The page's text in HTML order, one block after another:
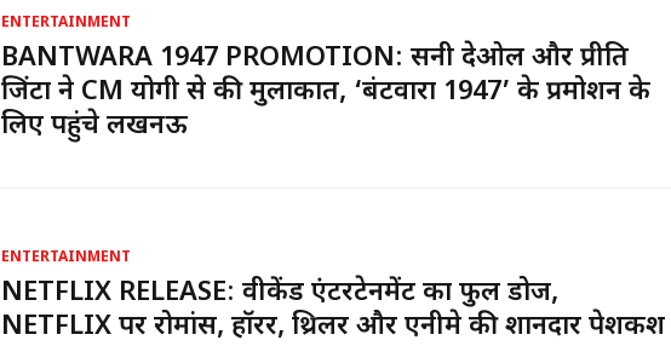
ENTERTAINMENT
BANTWARA 1947 PROMOTION: सनी देओल और प्रीति
जिंटा ने CM योगी से की मुलाकात, ‘बंटवारा 1947’ के प्रमोशन के
लिए पहुंचे लखनऊ
ENTERTAINMENT
NETFLIX RELEASE: वीकेंड एंटरटेनमेंट का फुल डोज,
NETFLIX पर रोमांस, हॉरर, थ्रिलर और एनीमे की शानदार पेशकश